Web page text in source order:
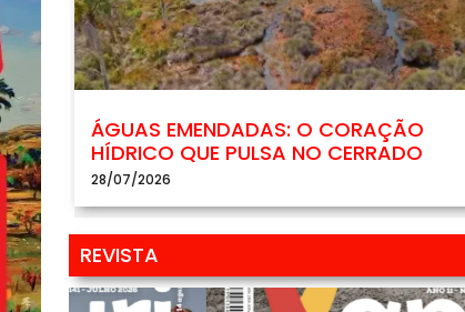
ÁGUAS EMENDADAS: O CORAÇÃO
HÍDRICO QUE PULSA NO CERRADO
28/07/2026
REVISTA